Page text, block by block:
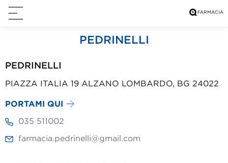
PEDRINELLI
PEDRINELLI
PIAZZA ITALIA 19 ALZANO LOMBARDO, BG 24022
PORTAMI QUI
035 511002
farmacia.pedrinelli@gmail.com